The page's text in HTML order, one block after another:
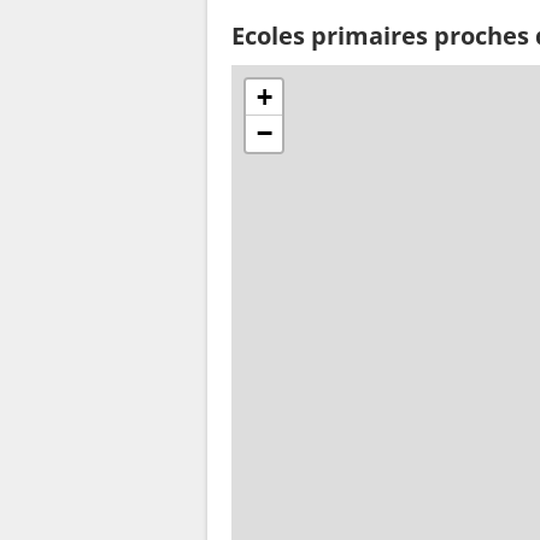
Ecoles primaires proches
+
−